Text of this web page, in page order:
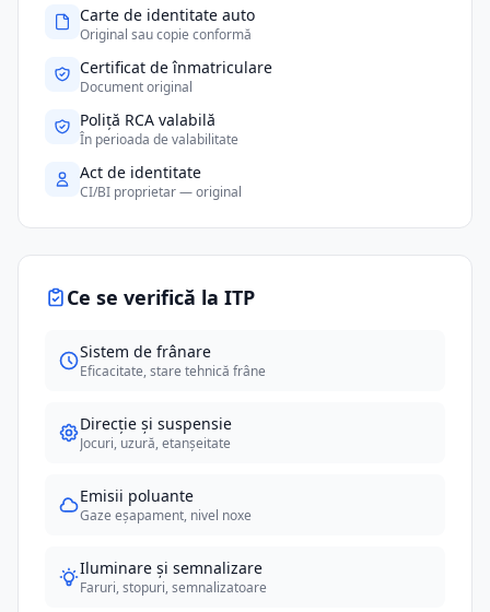
Carte de identitate auto
Original sau copie conformă
Certificat de înmatriculare
Document original
Poliță RCA valabilă
În perioada de valabilitate
Act de identitate
CI/BI proprietar — original
Ce se verifică la ITP
Sistem de frânare
Eficacitate, stare tehnică frâne
Direcție și suspensie
Jocuri, uzură, etanșeitate
Emisii poluante
Gaze eșapament, nivel noxe
Iluminare și semnalizare
Faruri, stopuri, semnalizatoare